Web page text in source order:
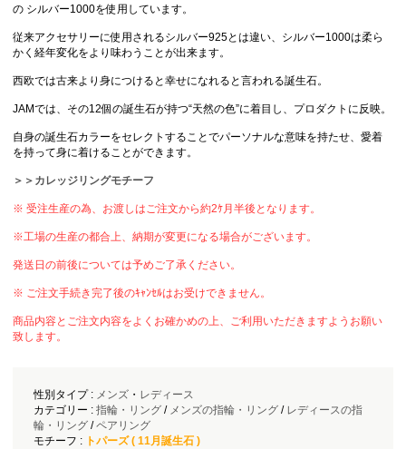
の シルバー1000を使用しています。
従来アクセサリーに使用されるシルバー925とは違い、シルバー1000は柔ら
かく経年変化をより味わうことが出来ます。
西欧では古来より身につけると幸せになれると言われる誕生石。
JAMでは、その12個の誕生石が持つ“天然の色”に着目し、プロダクトに反映。
自身の誕生石カラーをセレクトすることでパーソナルな意味を持たせ、愛着
を持って身に着けることができます。
＞＞カレッジリングモチーフ
※ 受注生産の為、お渡しはご注文から約2ｹ月半後となります。
※工場の生産の都合上、納期が変更になる場合がございます。
発送日の前後については予めご了承ください。
※ ご注文手続き完了後のｷｬﾝｾﾙはお受けできません。
商品内容とご注文内容をよくお確かめの上、ご利用いただきますようお願い
致します。
性別タイプ : メンズ・ レディース
カテゴリー : 指輪・リング/ メンズの指輪・リング/ レディースの指
輪・リング/ペアリング
モチーフ : トパーズ ( 11月誕生石 )